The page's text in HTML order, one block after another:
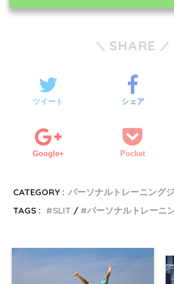
SHARE
ツイート シェア
Google+ Pocket
CATEGORY : パーソナルトレーニング
TAGS :
SLIT パーソナルトレーニ